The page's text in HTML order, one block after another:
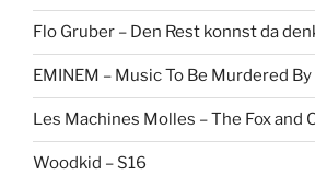
Flo Gruber – Den Rest konnst da
EMINEM – Music To Be Murdered By
Les Machines Molles – The Fox and
Woodkid – S16